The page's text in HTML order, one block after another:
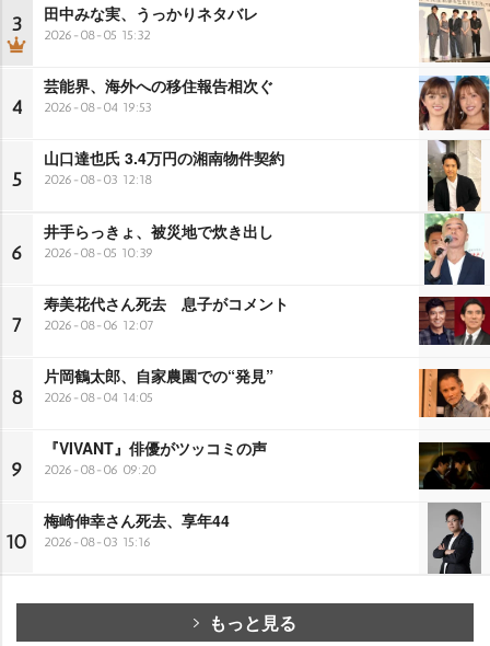
3 田中みな実、うっかりネタバレ
2026-08-05 15:32
4
芸能界、海外への移住報告相次ぐ
2026-08-04 19:53
5
山口達也氏 3.4万円の湘南物件契約
2026-08-03 12:18
6
井手らっきょ、被災地で炊き出し
2026-08-05 10:39
7
寿美花代さん死去 息子がコメント
2026-08-06 12:07
8
片岡鶴太郎、自家農園での“発見”
2026-08-04 14:05
9
『VIVANT』俳優がツッコミの声
2026-08-06 09:20
10
梅崎伸幸さん死去、享年44
2026-08-03 15:16
もっと見る